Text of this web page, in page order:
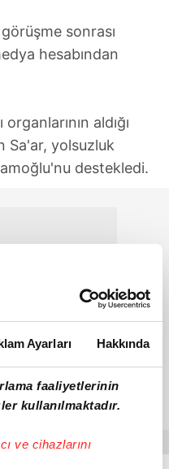
Ayarları Hakkında
faaliyetlerinin
kullanılmaktadır.
ve cihazlarını
sonrası
hesabından
aldığı
Sa'ar, yolsuzluk
destekledi.